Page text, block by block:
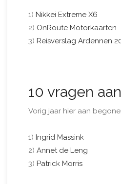
1) Nikkei Extreme X6
2) OnRoute Motorkaarten
3) Reisverslag Ardennen
10 vragen
Vorig jaar hier aan
1) Ingrid Massink
2) Annet de Leng
3) Patrick Morris